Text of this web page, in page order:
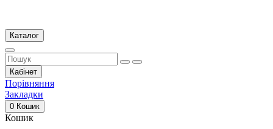
Каталог
Кабінет
Порівняння
Закладки
0 Кошик
Кошик